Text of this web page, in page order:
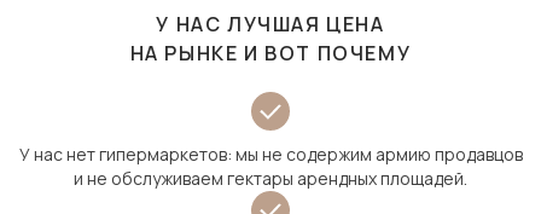
У НАС ЛУЧШАЯ ЦЕНА
НА РЫНКЕ И ВОТ ПОЧЕМУ
У нас нет гипермаркетов: мы не содержим армию продавцов
и не обслуживаем гектары арендных площадей.